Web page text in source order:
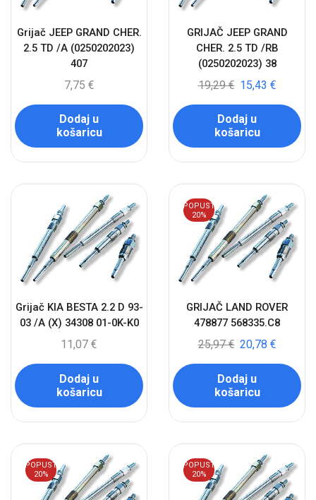
Grijač JEEP GRAND CHER.
2.5 TD /A (0250202023)
407
7,75 €
Dodaj u
košaricu
GRIJAČ JEEP GRAND
CHER. 2.5 TD /RB
(0250202023) 38
19,29€ 15,43 €
Dodaj u
košaricu
Grijač KIA BESTA 2.2 D 93-
03 /A (X) 34308 01-0K-K0
11,07 €
Dodaj u
košaricu
POPUST
20%
GRIJAČ LAND ROVER
478877 568335.C8
25,97€ 20,78 €
Dodaj u
košaricu
POPUST
20%
POPUST
20%